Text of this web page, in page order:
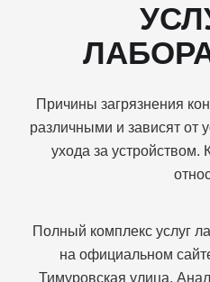
Причины загрязнения
различными и зависят от
ухода за
Полный комплекс услуг
на официальном
Тимуровская улица.